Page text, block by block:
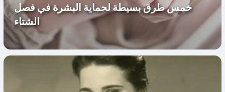
خمس طرق بسيطة لحماية البشرة في فصل
الشتاء